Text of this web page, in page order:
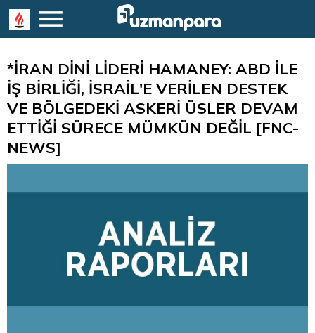
*İRAN DİNİ LİDERİ HAMANEY: ABD İLE
İŞ BİRLİĞİ, İSRAİL'E VERİLEN DESTEK
VE BÖLGEDEKİ ASKERİ ÜSLER DEVAM
ETTİĞİ SÜRECE MÜMKÜN DEĞİL [FNC-
NEWS]